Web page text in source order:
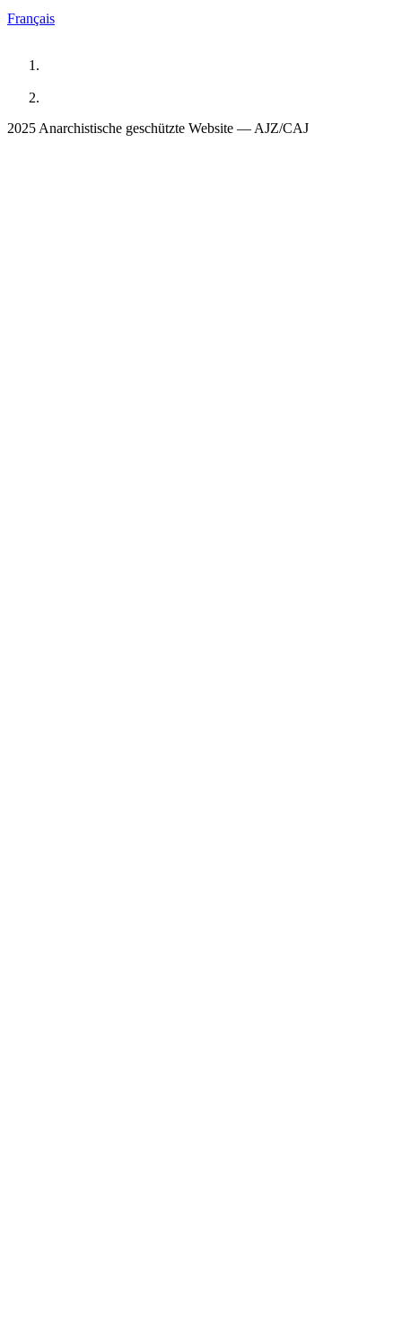
Français
2025 Anarchistische geschützte Website — AJZ/CAJ